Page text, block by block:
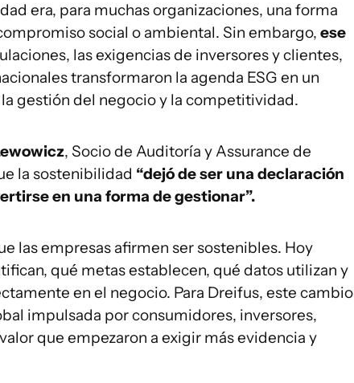
era, para muchas organizaciones, una forma
social o ambiental. Sin embargo, ese
las exigencias de inversores y clientes,
transformaron la agenda ESG en un
gestión del negocio y la competitividad.
, Socio de Auditoría y Assurance de
la sostenibilidad “dejó de ser una declaración
en una forma de gestionar”.
las empresas afirmen ser sostenibles. Hoy
qué metas establecen, qué datos utilizan y
en el negocio. Para Dreifus, este cambio
impulsada por consumidores, inversores,
que empezaron a exigir más evidencia y